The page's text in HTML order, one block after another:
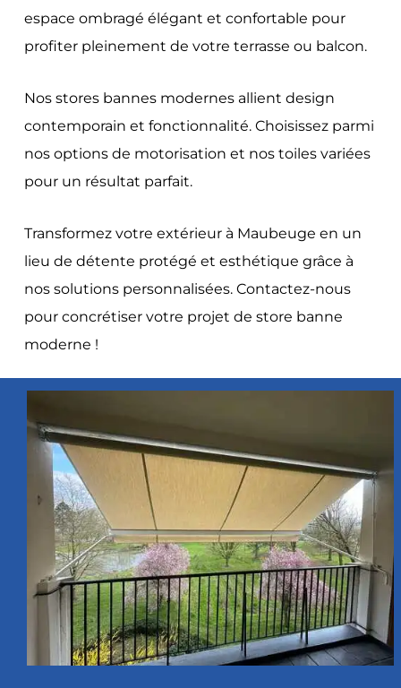
espace ombragé élégant et confortable pour
profiter pleinement de votre terrasse ou balcon.
Nos stores bannes modernes allient design
contemporain et fonctionnalité. Choisissez parmi
nos options de motorisation et nos toiles variées
pour un résultat parfait.
Transformez votre extérieur à Maubeuge en un
lieu de détente protégé et esthétique grâce à
nos solutions personnalisées. Contactez-nous
pour concrétiser votre projet de store banne
moderne !